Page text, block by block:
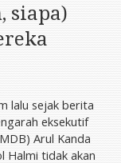
siapa)
lalu sejak berita
eksekutif
Arul Kanda
Halmi tidak akan